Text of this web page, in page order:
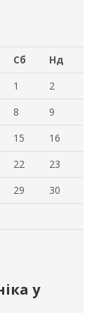
Сб
Нд
1
2
8
9
15
16
22
23
29
30
у